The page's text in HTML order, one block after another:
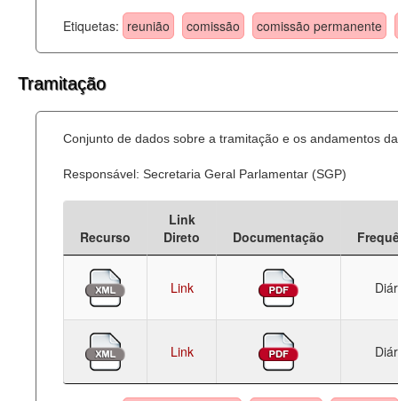
Etiquetas: reunião comissão comissão permanente
Tramitação
Conjunto de dados sobre a tramitação e os andamentos
Responsável: Secretaria Geral Parlamentar (SGP)
Recurso
Link
Direto
Documentação
Link
Link